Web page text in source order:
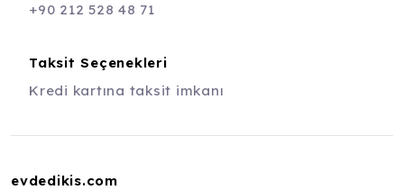
+90 212 528 48 71
Taksit Seçenekleri
Kredi kartına taksit imkanı
evdedikis.com